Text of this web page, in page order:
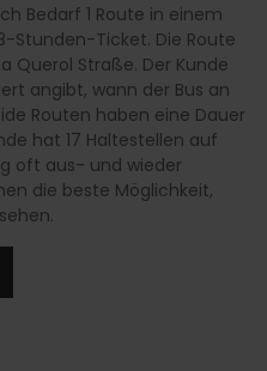
Bedarf 1 Route in einem
Stunden-Ticket. Die Route
Querol Straße. Der Kunde
angibt, wann der Bus an
Routen haben eine Dauer
hat 17 Haltestellen auf
oft aus- und wieder
die beste Möglichkeit,